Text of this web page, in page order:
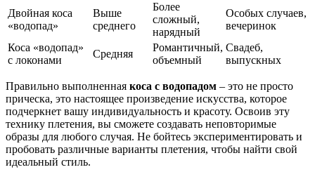
Двойная коса
«водопад»
Выше
среднего
Более
сложный,
нарядный
Особых случаев,
вечеринок
Коса «водопад»
с локонами
Средняя
Романтичный,
объемный
Свадеб,
выпускных
Правильно выполненная коса с водопадом – это не просто
прическа, это настоящее произведение искусства, которое
подчеркнет вашу индивидуальность и красоту. Освоив эту
технику плетения, вы сможете создавать неповторимые
образы для любого случая. Не бойтесь экспериментировать и
пробовать различные варианты плетения, чтобы найти свой
идеальный стиль.